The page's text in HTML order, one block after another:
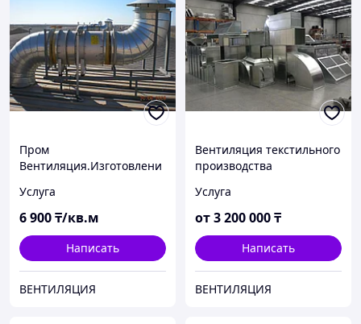
Пром
Вентиляция.Изготовлени
паспортизация систем
вентиляции.
Услуга
6 900₸/кв.м
Написать
ВЕНТИЛЯЦИЯ
Вентиляция текстильного
производства
Услуга
от3 200 000₸
Написать
ВЕНТИЛЯЦИЯ